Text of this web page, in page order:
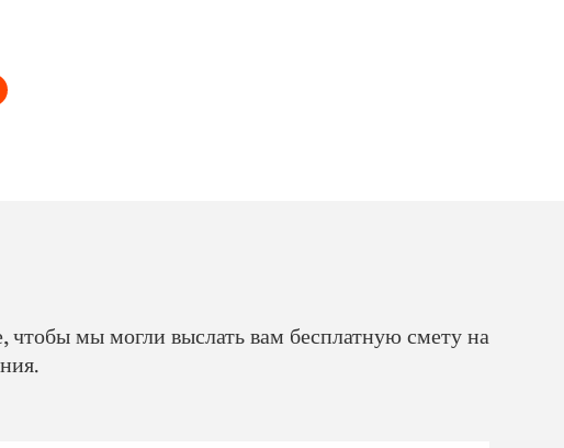
чтобы мы могли выслать вам бесплатную смету на